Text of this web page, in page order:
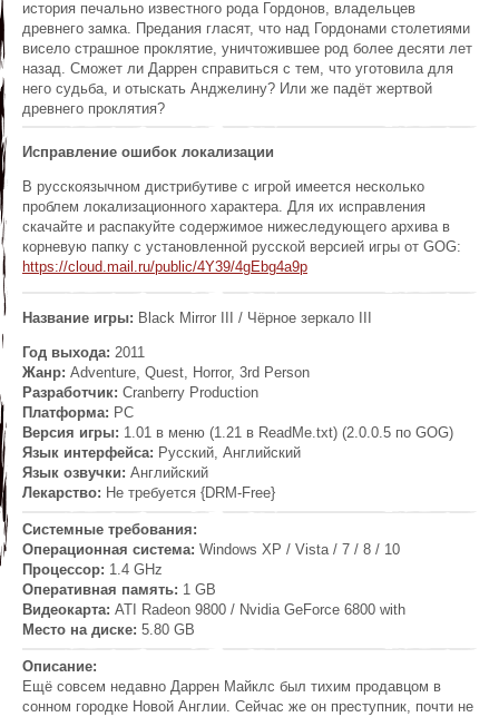
история печально известного рода Гордонов, владельцев
древнего замка. Предания гласят, что над Гордонами столетиями
висело страшное проклятие, уничтожившее род более десяти лет
назад. Сможет ли Даррен справиться с тем, что уготовила для
него судьба, и отыскать Анджелину? Или же падёт жертвой
древнего проклятия?
Исправление ошибок локализации
В русскоязычном дистрибутиве с игрой имеется несколько
проблем локализационного характера. Для их исправления
скачайте и распакуйте содержимое нижеследующего архива в
корневую папку с установленной русской версией игры от GOG:
https://cloud.mail.ru/public/4Y39/4gEbg4a9p
Название игры: Black Mirror III / Чёрное зеркало III
Год выхода: 2011
Жанр: Adventure, Quest, Horror, 3rd Person
Разработчик: Cranberry Production
Платформа: PC
Версия игры: 1.01 в меню (1.21 в ReadMe.txt) (2.0.0.5 по GOG)
Язык интерфейса: Русский, Английский
Язык озвучки: Английский
Лекарство: Не требуется {DRM-Free}
Системные требования:
Операционная система: Windows XP / Vista / 7 / 8 / 10
Процессор: 1.4 GHz
Оперативная память: 1 GB
Видеокарта: ATI Radeon 9800 / Nvidia GeForce 6800 with
Место на диске: 5.80 GB
Описание:
Ещё совсем недавно Даррен Майклс был тихим продавцом в
сонном городке Новой Англии. Сейчас же он преступник, почти не